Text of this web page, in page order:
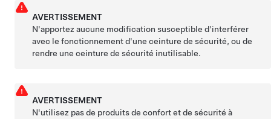
AVERTISSEMENT
N'apportez aucune modification susceptible d'interférer
avec le fonctionnement d'une ceinture de sécurité, ou de
rendre une ceinture de sécurité inutilisable.
AVERTISSEMENT
N'utilisez pas de produits de confort et de sécurité à